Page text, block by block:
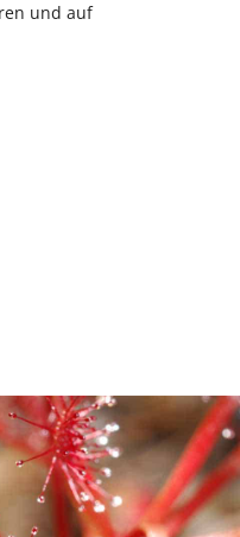
und auf